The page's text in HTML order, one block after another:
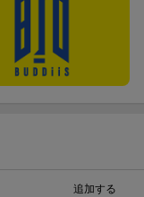
買いまわりでク
追加する